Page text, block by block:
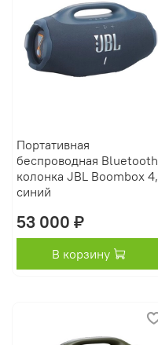
Портативная
беспроводная Bluetooth
колонка JBL Boombox 4,
синий
53 000 ₽
В корзину